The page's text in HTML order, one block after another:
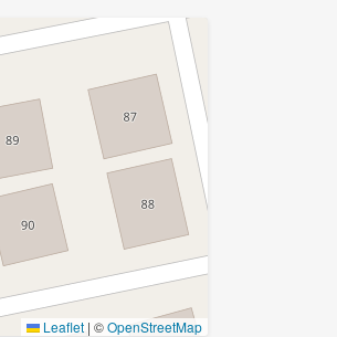
Leaflet | ©OpenStreetMap